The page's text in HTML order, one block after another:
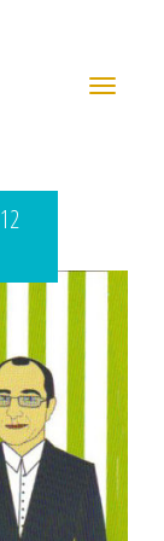
Toggle